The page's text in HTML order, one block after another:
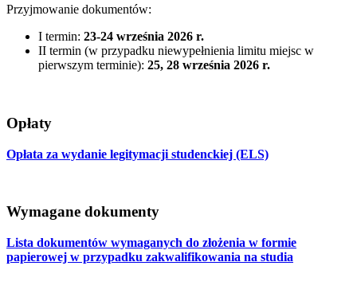
Przyjmowanie dokumentów:
I termin: 23-24 września 2026 r.
II termin (w przypadku niewypełnienia limitu miejsc w
pierwszym terminie): 25, 28 września 2026 r.
Opłaty
Opłata za wydanie legitymacji studenckiej (ELS)
Wymagane dokumenty
Lista dokumentów wymaganych do złożenia w formie
papierowej w przypadku zakwalifikowania na studia